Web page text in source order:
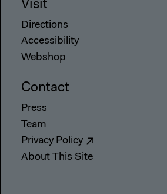
Visit
Directions
Accessibility
Webshop
Contact
Press
Team
Privacy Policy
About This Site